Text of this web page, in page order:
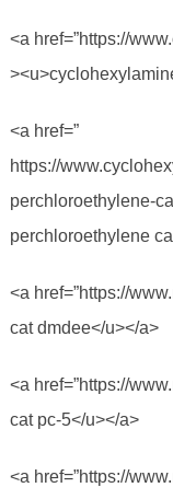
<a href=”https://
<a href=”
https://
perchloroethylene-
perchloroethylene
<a href=”https://
cat dmdee</u></a>
<a href=”https://
cat pc-5</u></a>
<a href=”https://